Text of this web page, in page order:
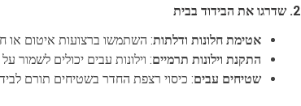
2. שדרגו את הבידוד בבית
אטימת חלונות ודלתות: השתמשו ברצועות איטום או
התקנת וילונות תרמיים: וילונות עבים יכולים לשמור
שטיחים עבים: כיסוי רצפת החדר בשטיחים תורם